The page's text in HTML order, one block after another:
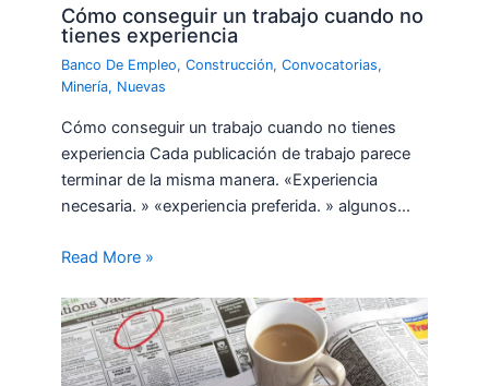
Cómo conseguir un trabajo cuando no
tienes experiencia
Banco De Empleo,Construcción,Convocatorias,
Minería, Nuevas
Cómo conseguir un trabajo cuando no tienes
experiencia Cada publicación de trabajo parece
terminar de la misma manera. «Experiencia
necesaria. » «experiencia preferida. » algunos…
Read More »